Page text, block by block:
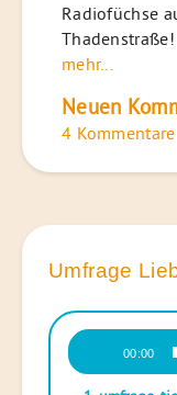
Radiofüchse
Thadenstraße!
mehr...
Neuen
4 Kommentare
Umfrage
Audio-
Player
00:00